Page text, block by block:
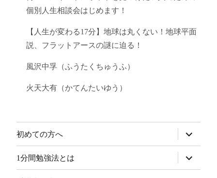
個別人生相談会はじめます！
【人生が変わる17分】地球は丸くない！地球平面
説、フラットアースの謎に迫る！
風沢中孚（ふうたくちゅうふ）
火天大有（かてんたいゆう）
初めての方へ
ブ
メ
ニ
ュ
ー
1分間勉強法とは
ブ
メ